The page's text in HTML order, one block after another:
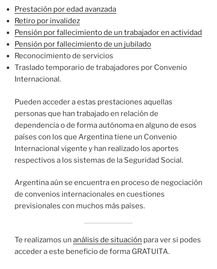
Prestación por edad avanzada
Retiro por invalidez
Pensión por fallecimiento de un trabajador en actividad
Pensión por fallecimiento de un jubilado
Reconocimiento de servicios
Traslado temporario de trabajadores por Convenio
Internacional.
Pueden acceder a estas prestaciones aquellas
personas que han trabajado en relación de
dependencia o de forma autónoma en alguno de esos
países con los que Argentina tiene un Convenio
Internacional vigente y han realizado los aportes
respectivos a los sistemas de la Seguridad Social.
Argentina aún se encuentra en proceso de negociación
de convenios internacionales en cuestiones
previsionales con muchos más países.
Te realizamos un análisis de situación para ver si podes
acceder a este beneficio de forma GRATUITA.